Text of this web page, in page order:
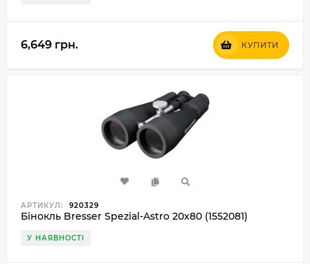
6,649 грн. КУПИТИ
АРТИКУЛ: 920329
Бінокль Bresser Spezial-Astro 20x80 (1552081)
У НАЯВНОСТІ